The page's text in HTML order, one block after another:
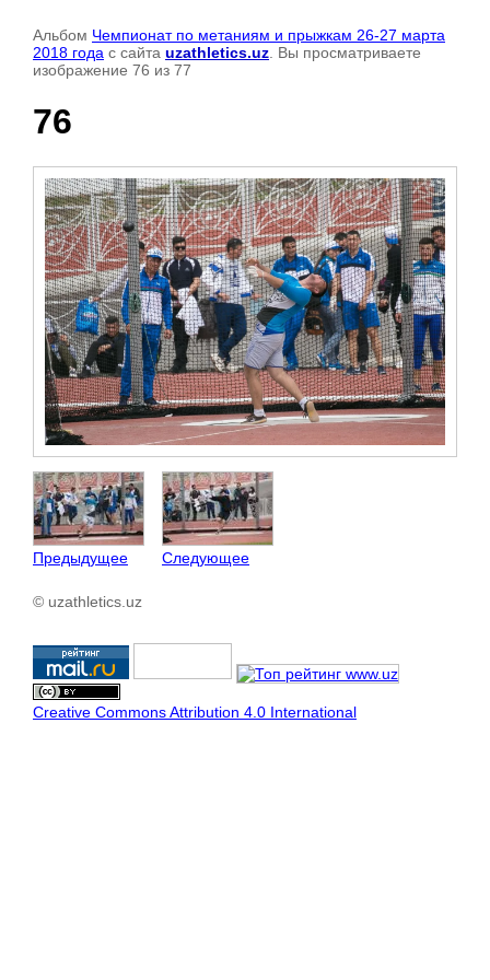
Альбом Чемпионат по метаниям и прыжкам 26-27 марта
2018 года с сайта uzathletics.uz . Вы просматриваете
изображение 76 из 77
76
Предыдущее Следующее
© uzathletics.uz
Creative Commons Attribution 4.0 International